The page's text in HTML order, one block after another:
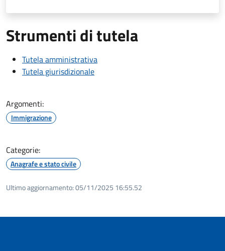
Strumenti di tutela
Tutela amministrativa
Tutela giurisdizionale
Argomenti:
Immigrazione
Categorie:
Anagrafe e stato civile
Ultimo aggiornamento:05/11/2025 16:55.52